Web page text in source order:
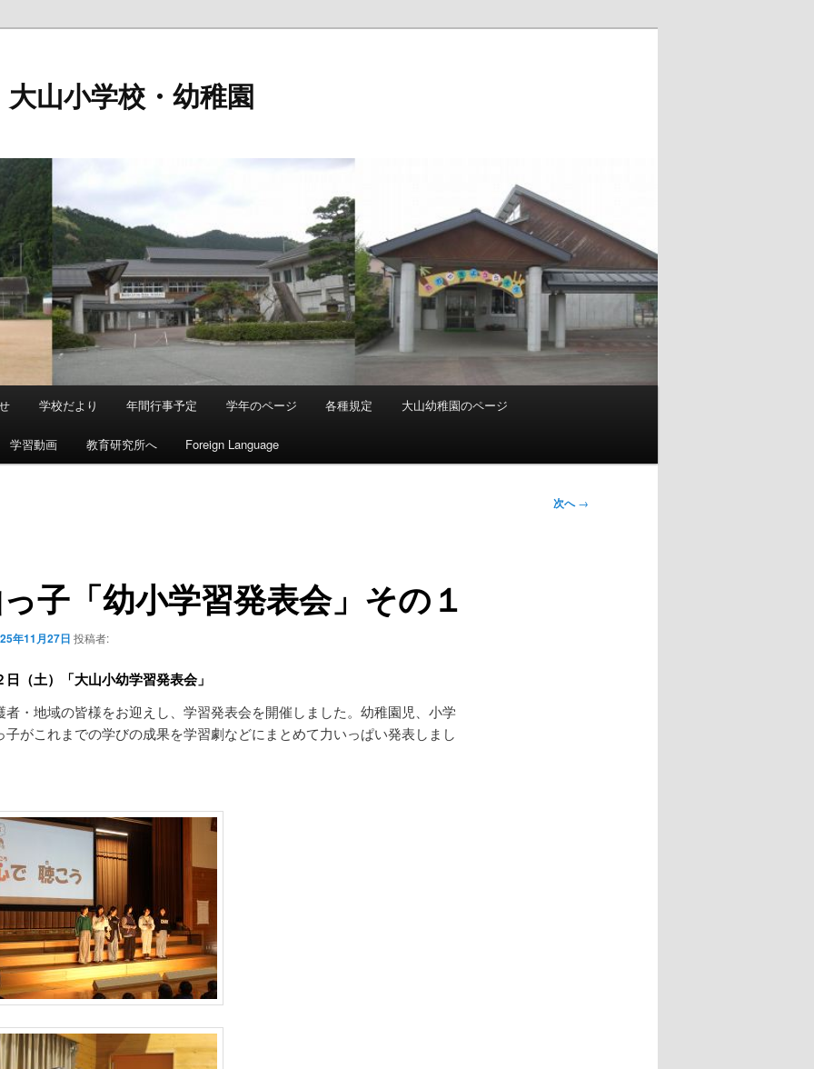
山小学校・幼稚園
学校だより 年間行事予定 学年のページ 各種規定 大山幼稚園のページ
学習動画 教育研究所へ Foreign Language
次へ→
子「幼小学習発表会」その１
年11月27日 投稿者:
（土）「大山小幼学習発表会」
者・地域の皆様をお迎えし、学習発表会を開催しました。幼稚園児、小学
子がこれまでの学びの成果を学習劇などにまとめて力いっぱい発表しまし